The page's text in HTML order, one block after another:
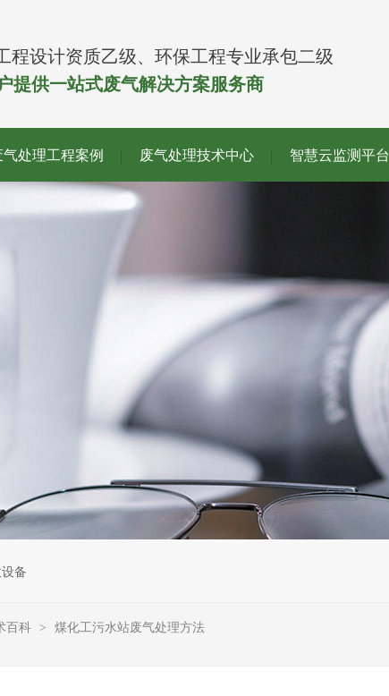
程设计资质乙级、环保工程专业承包二级
提供一站式废气解决方案服务商
气处理工程案例 废气处理技术中心 智慧云监测平台
备
百科 > 煤化工污水站废气处理方法